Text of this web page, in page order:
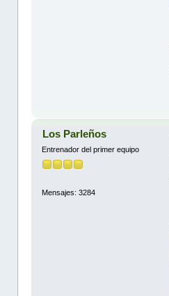
Los Parleños
Entrenador del primer equipo
Mensajes: 3284